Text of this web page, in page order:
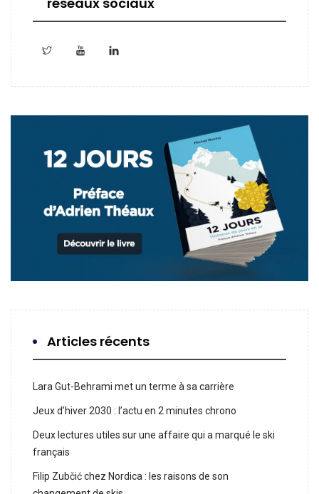
Articles récents
Lara Gut-Behrami met un terme à sa carrière
Jeux d’hiver 2030 : l’actu en 2 minutes chrono
Deux lectures utiles sur une affaire qui a marqué le ski
français
Filip Zubčić chez Nordica : les raisons de son